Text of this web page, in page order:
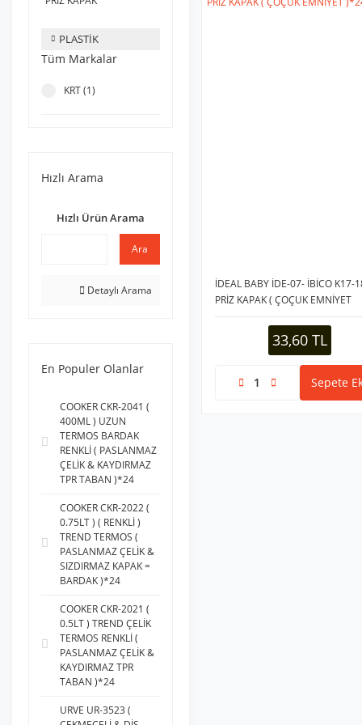
PLASTİK
Tüm Markalar
KRT (1)
Hızlı Arama
Hızlı Ürün Arama
Ara
Detaylı Arama
En Populer Olanlar
COOKER CKR-2041 (
400ML ) UZUN
TERMOS BARDAK
RENKLİ ( PASLANMAZ
ÇELİK & KAYDIRMAZ
TPR TABAN )*24
COOKER CKR-2022 (
0.75LT ) ( RENKLİ )
TREND TERMOS (
PASLANMAZ ÇELİK &
SIZDIRMAZ KAPAK =
BARDAK )*24
COOKER CKR-2021 (
0.5LT ) TREND ÇELİK
TERMOS RENKLİ (
PASLANMAZ ÇELİK &
KAYDIRMAZ TPR
TABAN )*24
URVE UR-3523 (
İDEAL BABY İDE-07- İBİCO K17-
PRİZ KAPAK ( ÇOÇUK EMNİYET
)*24X10
33,60 TL
Sepete